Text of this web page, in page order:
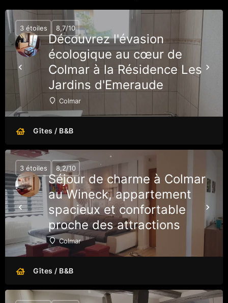
Découvrez l'évasion
écologique au cœur de
Colmar à la Résidence Les
Jardins d'Emeraude
Colmar
3 étoiles 8,7/10
Gîtes / B&B
Séjour de charme à Colmar
au Wineck, appartement
spacieux et confortable
proche des attractions
Colmar
3 étoiles 8,2/10
Gîtes / B&B